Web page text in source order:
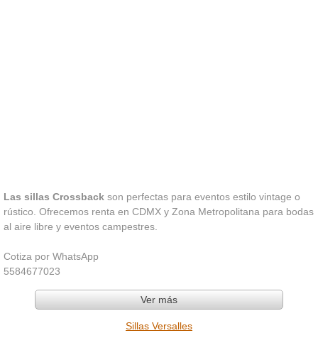
Las sillas Crossback son perfectas para eventos estilo vintage o
rústico. Ofrecemos renta en CDMX y Zona Metropolitana para bodas
al aire libre y eventos campestres.
Cotiza por WhatsApp
5584677023
Ver más
Sillas Versalles